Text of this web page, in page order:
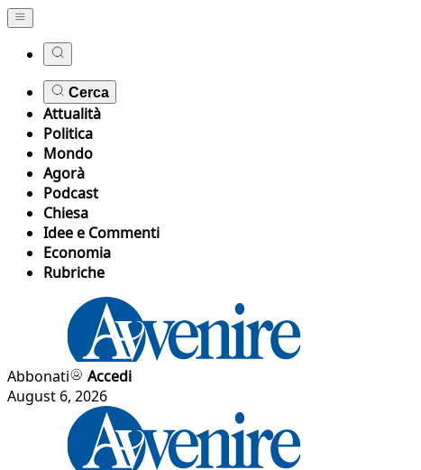
Cerca
Attualità
Politica
Mondo
Agorà
Podcast
Chiesa
Idee e Commenti
Economia
Rubriche
Abbonati
Accedi
August 6, 2026